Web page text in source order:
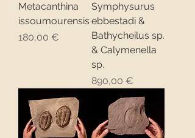
Metacanthina
issoumourensis
Precio
180,00 €
Symphysurus
ebbestadi &
Bathycheilus sp.
& Calymenella
sp.
Precio
890,00 €